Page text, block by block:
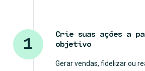
1
Crie suas ações a
objetivo
Gerar vendas, fidelizar ou